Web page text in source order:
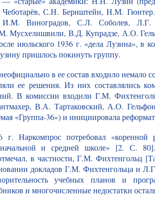
С.Н. Бернштейн, Н.М.
Виноградов, С.Л. Соболев, Л.Г.
Мусхелишвили, В.Д. Купрадзе, А.О.
июльского 1936 г. «дела Лузина», в
пришлось покинуть группу.
в ее состав входило немало
ее решения. Из них составлялись
В комиссии входили Г.М.
В.А. Тартаковский, А.О.
«Группа-36») и инициировала
г. Наркомпрос потребовал «коренной
и средней школе» [2. С.
в частности, Г.М. Фихтенгольц
докладов Г.М. Фихтенгольца и
учебных планов и
и многочисленные недостатки